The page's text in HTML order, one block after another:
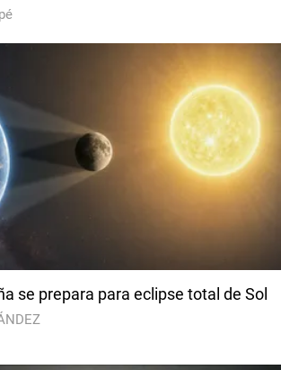
se prepara para eclipse total de Sol